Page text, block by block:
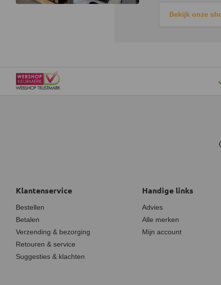
Bekijk onze
Klantenservice
Bestellen
Betalen
Verzending & bezorging
Retouren & service
Suggesties & klachten
Handige links
Advies
Alle merken
Mijn account